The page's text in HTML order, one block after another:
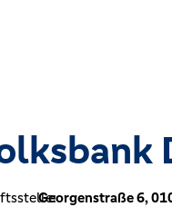
Georgenstraße 6,